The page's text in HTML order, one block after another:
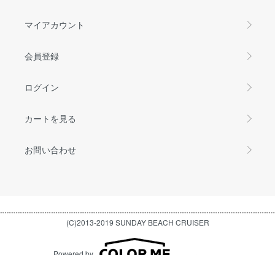
マイアカウント
会員登録
ログイン
カートを見る
お問い合わせ
(C)2013-2019 SUNDAY BEACH CRUISER